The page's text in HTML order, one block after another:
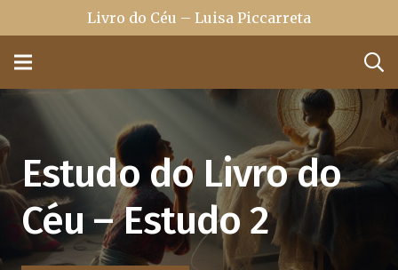
Livro do Céu – Luisa Piccarreta
Estudo do Livro do
Céu – Estudo 2